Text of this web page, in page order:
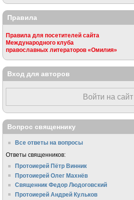
Правила
Правила для посетителей сайта
Международного клуба
православных литераторов «Омилия»
Вход для авторов
Войти на сайт
Вопрос священнику
Все ответы на вопросы
Ответы священников:
Протоиерей Пётр Винник
Протоиерей Олег Махнёв
Священник Федор Людоговский
Протоиерей Андрей Кульков